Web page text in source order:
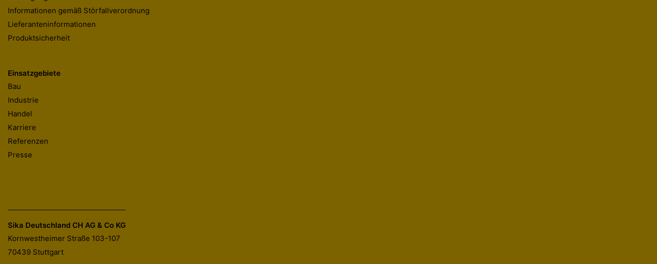
Informationen gemäß Störfallverordnung
Lieferanteninformationen
Produktsicherheit
Einsatzgebiete
Bau
Industrie
Handel
Karriere
Referenzen
Presse
Sika Deutschland CH AG & Co KG
Kornwestheimer Straße 103-107
70439 Stuttgart